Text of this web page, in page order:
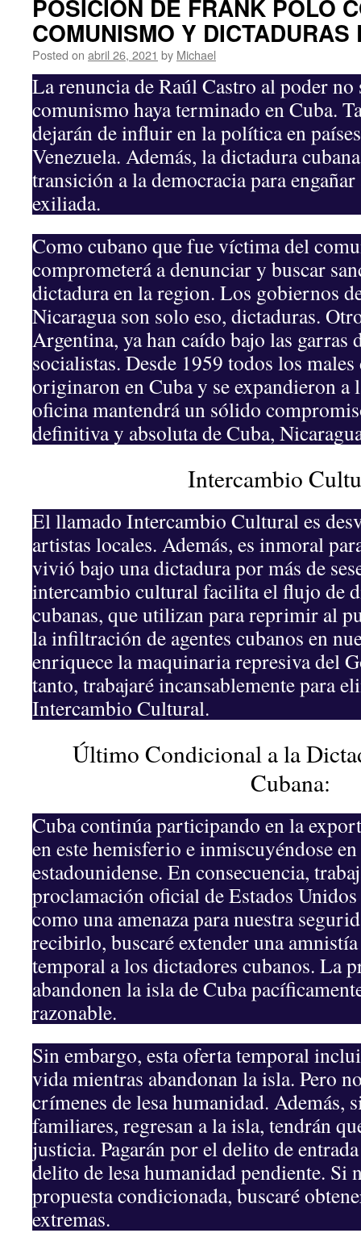
POSICIÓN DE FRANK POLO
COMUNISMO Y
Posted on abril 26, 2021 by Michael
La renuncia de Raúl Castro al poder
comunismo haya terminado en Cuba.
dejarán de influir en la política en
Venezuela. Además, la dictadura
transición a la democracia para
exiliada.
Como cubano que fue víctima del
comprometerá a denunciar y buscar
dictadura en la region. Los gobiernos
Nicaragua son solo eso, dictaduras.
Argentina, ya han caído bajo las garras
socialistas. Desde 1959 todos los
originaron en Cuba y se expandieron
oficina mantendrá un sólido
definitiva y absoluta de Cuba,
Intercambio
El llamado Intercambio Cultural es
artistas locales. Además, es inmoral
vivió bajo una dictadura por más de
intercambio cultural facilita el flujo de
cubanas, que utilizan para reprimir al
la infiltración de agentes cubanos en
enriquece la maquinaria represiva del
tanto, trabajaré incansablemente para
Intercambio Cultural.
Último Condicional a la
Cubana:
Cuba continúa participando en la
en este hemisferio e inmiscuyéndose
estadounidense. En consecuencia,
proclamación oficial de Estados
como una amenaza para nuestra
recibirlo, buscaré extender una
temporal a los dictadores cubanos. La
abandonen la isla de Cuba
razonable.
Sin embargo, esta oferta temporal
vida mientras abandonan la isla. Pero
crímenes de lesa humanidad. Además,
familiares, regresan a la isla, tendrán
justicia. Pagarán por el delito de
delito de lesa humanidad pendiente. Si
propuesta condicionada, buscaré
extremas.